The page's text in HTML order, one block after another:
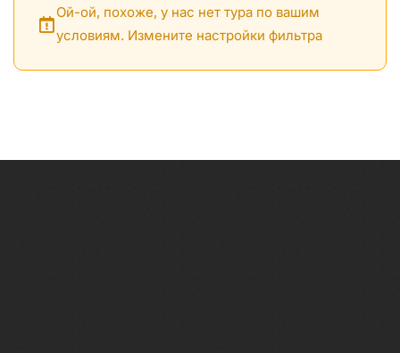
Ой-ой, похоже, у нас нет тура по вашим
условиям. Измените настройки фильтра